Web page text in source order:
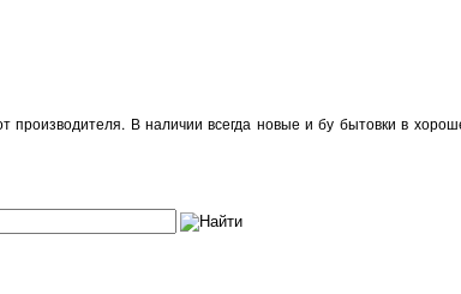
производителя. В наличии всегда новые и бу бытовки в